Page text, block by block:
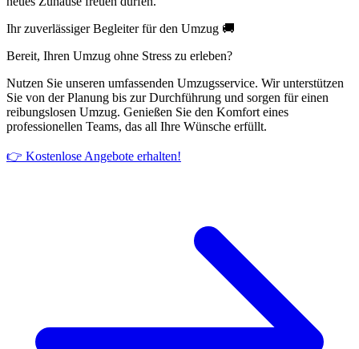
Ihr zuverlässiger Begleiter für den Umzug 🚚
Bereit, Ihren Umzug ohne Stress zu erleben?
Nutzen Sie unseren umfassenden Umzugsservice. Wir unterstützen
Sie von der Planung bis zur Durchführung und sorgen für einen
reibungslosen Umzug. Genießen Sie den Komfort eines
professionellen Teams, das all Ihre Wünsche erfüllt.
👉 Kostenlose Angebote erhalten!